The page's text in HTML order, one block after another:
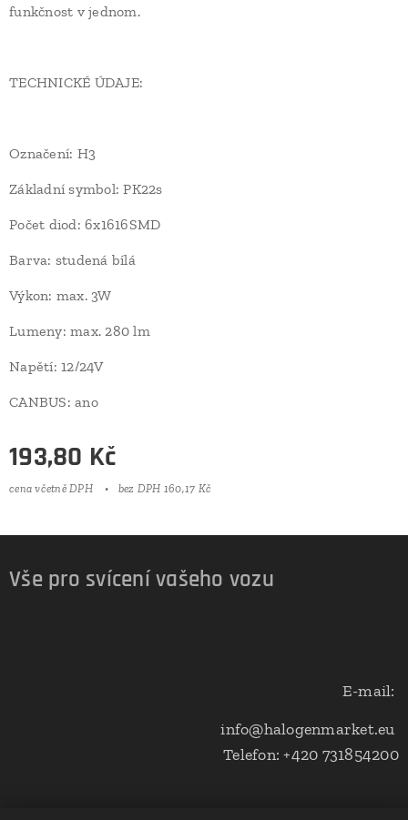
funkčnost v jednom.
TECHNICKÉ ÚDAJE:
Označení: H3
Základní symbol: PK22s
Počet diod: 6x1616SMD
Barva: studená bílá
Výkon: max. 3W
Lumeny: max. 280 lm
Napětí: 12/24V
CANBUS: ano
193,80 Kč
cena včetně DPH bez DPH 160,17 Kč
Vše pro svícení vašeho vozu
E-mail:
info@halogenmarket.eu
Telefon: +420 731854200